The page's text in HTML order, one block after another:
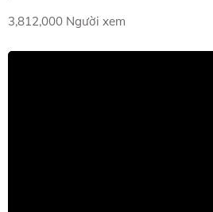
3,812,000 Người xem